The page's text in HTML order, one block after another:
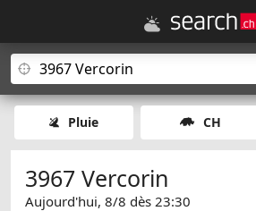
Pluie CH
3967 Vercorin
Aujourd'hui, 8/8 dès 23:30